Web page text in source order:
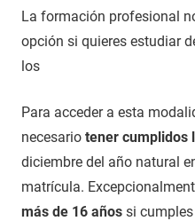
La formación profesional
opción si quieres estudiar
los
Para acceder a esta
necesario tener cumplidos
diciembre del año natural
matrícula.
más de 16 años si